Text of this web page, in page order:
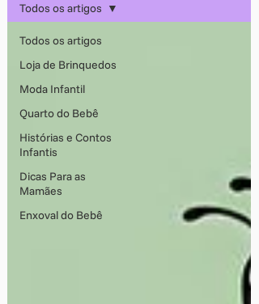
Todos os artigos
Loja de Brinquedos
Moda Infantil
Quarto do Bebê
Histórias e Contos
Infantis
Dicas Para as
Mamães
Enxoval do Bebê
Todos os artigos